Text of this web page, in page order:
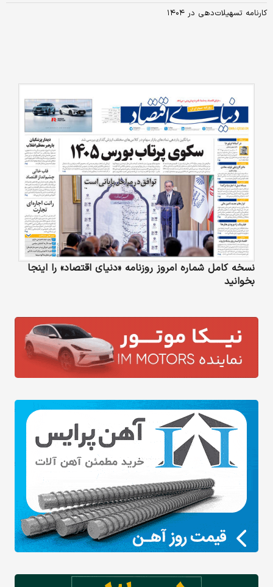
کارنامه تسهیلات‌دهی در ۱۴۰۴
نسخه کامل شماره امروز روزنامه «دنیای‌ اقتصاد» را اینجا
بخوانید